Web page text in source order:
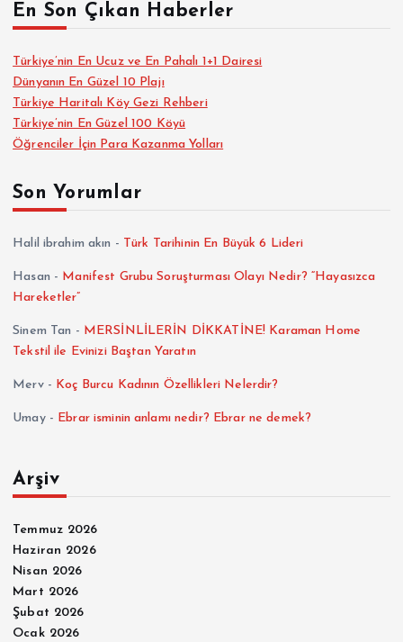
En Son Çıkan Haberler
Türkiye’nin En Ucuz ve En Pahalı 1+1 Dairesi
Dünyanın En Güzel 10 Plajı
Türkiye Haritalı Köy Gezi Rehberi
Türkiye’nin En Güzel 100 Köyü
Öğrenciler İçin Para Kazanma Yolları
Son Yorumlar
Halil ibrahim akın - Türk Tarihinin En Büyük 6 Lideri
Hasan - Manifest Grubu Soruşturması Olayı Nedir? “Hayasızca
Hareketler”
Sinem Tan - MERSİNLİLERİN DİKKATİNE! Karaman Home
Tekstil ile Evinizi Baştan Yaratın
Merv- Koç Burcu Kadının Özellikleri Nelerdir?
Umay- Ebrar isminin anlamı nedir? Ebrar ne demek?
Arşiv
Temmuz 2026
Haziran 2026
Nisan 2026
Mart 2026
Şubat 2026
Ocak 2026